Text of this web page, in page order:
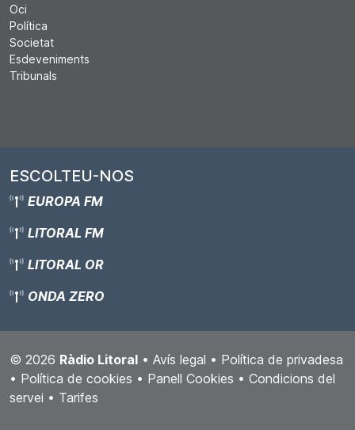
Oci
Política
Societat
Esdeveniments
Tribunals
ESCOLTEU-NOS
EUROPA FM
LITORAL FM
LITORAL OR
ONDA ZERO
© 2026 Ràdio Litoral • Avís legal • Política de privadesa
• Política de cookies • Panell Cookies • Condicions del
servei • Tarifes